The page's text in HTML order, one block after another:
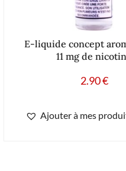
E-liquide concept
11 mg de
2.90€
Ajouter à mes